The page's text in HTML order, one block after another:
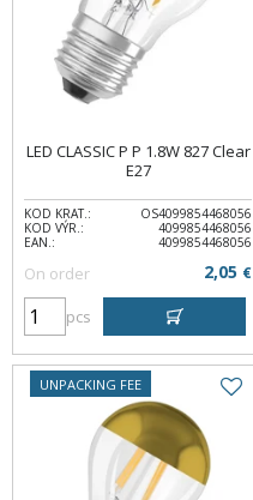
LED CLASSIC P P 1.8W 827 Clear
E27
KOD KRAT.:
OS4099854468056
KOD VÝR.:
4099854468056
EAN.:
4099854468056
On order 2,05 €
pcs
UNPACKING FEE